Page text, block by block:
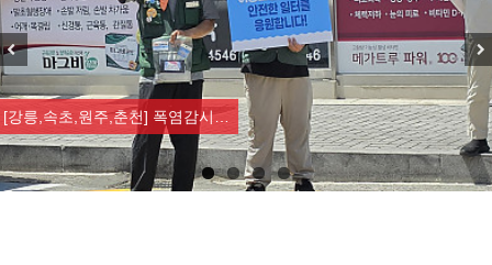
[강릉,속초,원주,춘천] 폭염감시…